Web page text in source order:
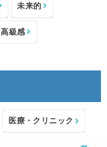
未来的
高級感
医療・クリニック